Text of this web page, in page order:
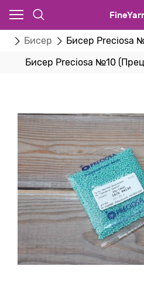
Бисер Бисер Preciosa
Бисер Preciosa №10